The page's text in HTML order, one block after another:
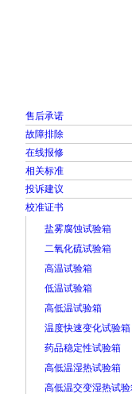
售后承诺
故障排除
在线报修
相关标准
投诉建议
校准证书
盐雾腐蚀试验箱
二氧化硫试验箱
高温试验箱
低温试验箱
高低温试验箱
温度快速变化试验箱
药品稳定性试验箱
高低温湿热试验箱
高低温交变湿热试验